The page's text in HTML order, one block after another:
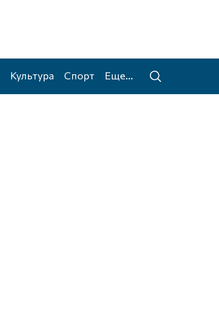
Культура Спорт Еще...